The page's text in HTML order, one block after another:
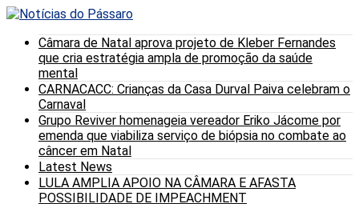
Câmara de Natal aprova projeto de Kleber Fernandes
que cria estratégia ampla de promoção da saúde
mental
CARNACACC: Crianças da Casa Durval Paiva celebram o
Carnaval
Grupo Reviver homenageia vereador Eriko Jácome por
emenda que viabiliza serviço de biópsia no combate ao
câncer em Natal
Latest News
LULA AMPLIA APOIO NA CÂMARA E AFASTA
POSSIBILIDADE DE IMPEACHMENT